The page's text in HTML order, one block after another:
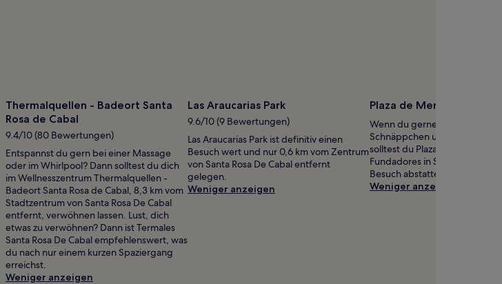
Thermalquellen - Badeort Santa
Rosa de Cabal
9.4/10 (80 Bewertungen)
Entspannst du gern bei einer Massage
oder im Whirlpool? Dann solltest du dich
im Wellnesszentrum Thermalquellen -
Badeort Santa Rosa de Cabal, 8,3 km vom
Stadtzentrum von Santa Rosa De Cabal
entfernt, verwöhnen lassen. Lust, dich
etwas zu verwöhnen? Dann ist Termales
Santa Rosa De Cabal empfehlenswert, was
du nach nur einem kurzen Spaziergang
erreichst.
Weniger anzeigen
Las Araucarias Park
9.6/10 (9 Bewertungen)
Las Araucarias Park ist definitiv einen
Besuch wert und nur 0,6 km vom Zentrum
von Santa Rosa De Cabal entfernt
gelegen.
Weniger anzeigen
Plaza de Mercado los
Wenn du gerne auf Märkten
Schnäppchen und Schätzen
solltest du Plaza de Mercado
Fundadores in Santa Rosa De
Besuch abstatten.
Weniger anzeigen